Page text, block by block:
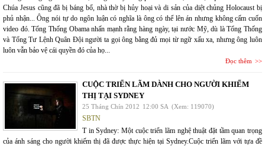
Chúa Jesus cũng đã bị báng bổ, nhà thờ bị hủy hoại và di sản của diệt chủng Holocaust bị
phủ nhận... Ông nói tự do ngôn luận có nghĩa là ông có thể lên án nhưng không cấm cuốn
video đó. Tổng Thống Obama nhấn mạnh rằng hàng ngày, tại nước Mỹ, dù là Tổng Thống
và Tổng Tư Lệnh Quân Đội người ta gọi ông bằng đủ mọi từ ngữ xấu xa, nhưng ông luôn
luôn vẫn bảo vệ cái quyền đó của họ...
Đọc thêm
CUỘC TRIỂN LÃM DÀNH CHO NGƯỜI KHIẾM
THỊ TẠI SYDNEY
25 Tháng Chín 2012 12:00 SA (Xem: 119070)
SBTN
T in Sydney: Một cuộc triển lãm nghệ thuật đặt tầm quan trọng
của ánh sáng cho người khiếm thị đã được thực hiện tại Sydney.Cuộc triển lãm với tựa đề